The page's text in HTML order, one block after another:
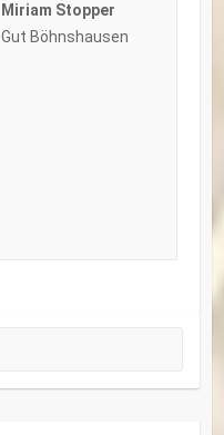
Miriam Stopper
Gut Böhnshausen